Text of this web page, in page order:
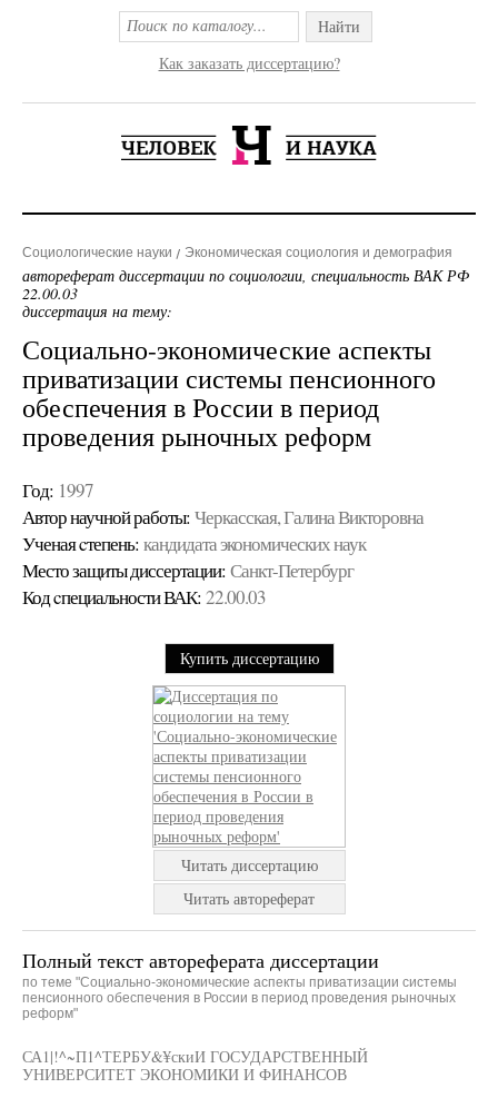
Найти
Как заказать диссертацию?
Социологические науки Экономическая социология и демография
автореферат диссертации по социологии, специальность ВАК РФ
22.00.03
диссертация на тему:
Социально-экономические аспекты
приватизации системы пенсионного
обеспечения в России в период
проведения рыночных реформ
Год: 1997
Автор научной работы: Черкасская, Галина Викторовна
Ученая cтепень: кандидата экономических наук
Место защиты диссертации: Санкт-Петербург
Код cпециальности ВАК: 22.00.03
Купить диссертацию
Читать диссертацию
Читать автореферат
Полный текст автореферата диссертации
по теме "Социально-экономические аспекты приватизации системы
пенсионного обеспечения в России в период проведения рыночных
реформ"
СА1|!^~П1^ТЕРБУ&¥скиИ ГОСУДАРСТВЕННЫЙ
УНИВЕРСИТЕТ ЭКОНОМИКИ И ФИНАНСОВ